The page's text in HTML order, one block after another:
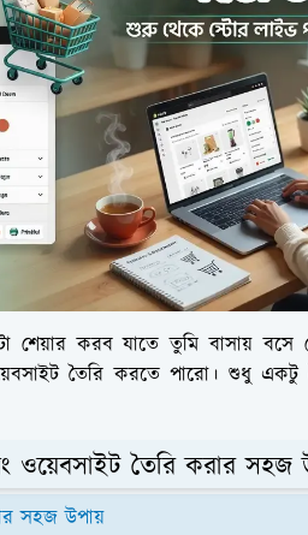
করব যাতে তুমি বাসায় বসে
তৈরি করতে পারো। শুধু একটু
ওয়েবসাইট তৈরি করার সহজ
সহজ উপায়